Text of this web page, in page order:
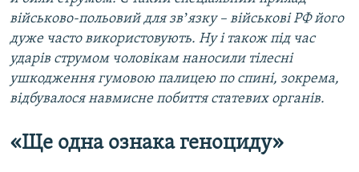
військово-польовий для звʼязку – військові РФ його
дуже часто використовують. Ну і також під час
ударів струмом чоловікам наносили тілесні
ушкодження гумовою палицею по спині, зокрема,
відбувалося навмисне побиття статевих органів.
«Ще одна ознака геноциду»